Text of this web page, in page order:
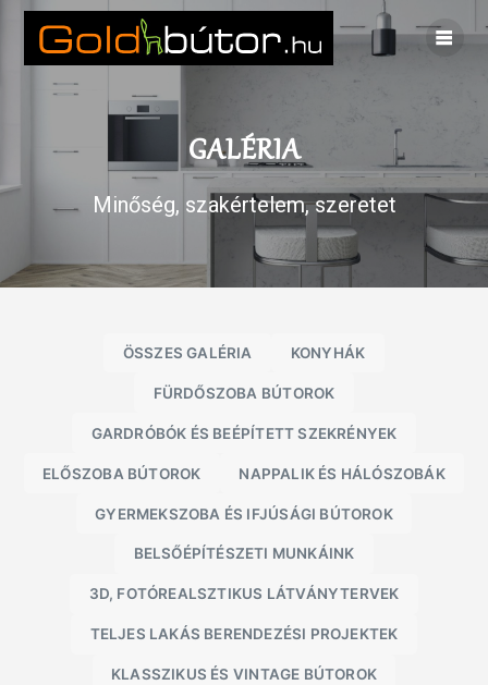
Skip
to
content
GALÉRIA
Minőség, szakértelem, szeretet
ÖSSZES GALÉRIA KONYHÁK
FÜRDŐSZOBA BÚTOROK
GARDRÓBÓK ÉS BEÉPÍTETT SZEKRÉNYEK
ELŐSZOBA BÚTOROK NAPPALIK ÉS HÁLÓSZOBÁK
GYERMEKSZOBA ÉS IFJÚSÁGI BÚTOROK
BELSŐÉPÍTÉSZETI MUNKÁINK
3D, FOTÓREALSZTIKUS LÁTVÁNYTERVEK
TELJES LAKÁS BERENDEZÉSI PROJEKTEK
KLASSZIKUS ÉS VINTAGE BÚTOROK